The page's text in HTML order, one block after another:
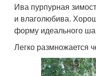
Ива пурпурная
и влаголюбива.
форму идеального
Легко размножается